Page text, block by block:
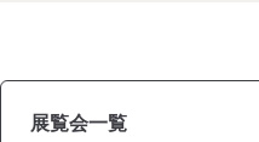
展覧会一覧